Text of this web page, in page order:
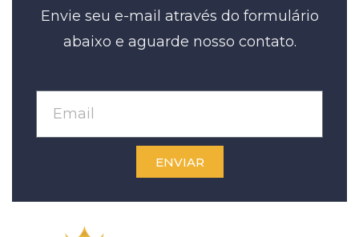
Envie seu e-mail através do formulário
abaixo e aguarde nosso contato.
ENVIAR